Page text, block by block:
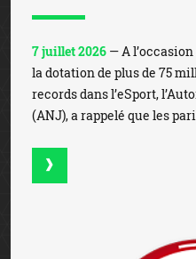
7 juillet 2026 — A l’occasion
la dotation de plus de 75
records dans l’eSport,
(ANJ), a rappelé que les